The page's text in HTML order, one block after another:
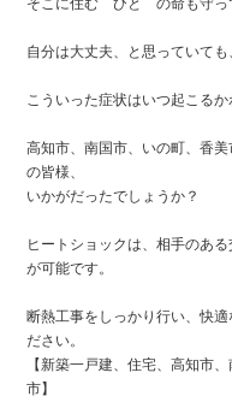
そこに住む ひと の命も守っ
自分は大丈夫、と思っていても
こういった症状はいつ起こるか
高知市、南国市、いの町、香
の皆様、
いかがだったでしょうか？
ヒートショックは、相手のあ
が可能です。
断熱工事をしっかり行い、快
ださい。
【新築一戸建、住宅、高知市
市】